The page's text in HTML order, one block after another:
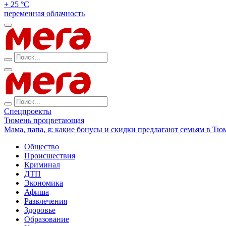
+ 25 °С
переменная облачность
Спецпроекты
Тюмень процветающая
Мама, папа, я: какие бонусы и скидки предлагают семьям в
Общество
Происшествия
Криминал
ДТП
Экономика
Афиша
Развлечения
Здоровье
Образование